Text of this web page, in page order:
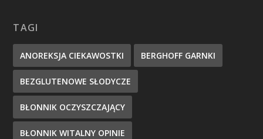
TAGI
ANOREKSJA CIEKAWOSTKI BERGHOFF GARNKI
BEZGLUTENOWE SŁODYCZE
BŁONNIK OCZYSZCZAJĄCY
BŁONNIK WITALNY OPINIE